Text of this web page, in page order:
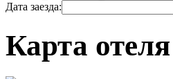
Дата заезда:
Карта отеля